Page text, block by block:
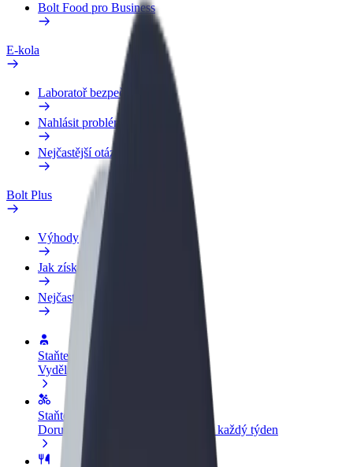
Bolt Food pro Business
E-kola
Laboratoř bezpečnosti
Nahlásit problém
Nejčastější otázky
Bolt Plus
Výhody
Jak získat členství
Nejčastější otázky
Staňte se řidičem
Vydělávejte podle sebe
Staňte se kurýrem
Doručujte jídlo a dostávejte výplatu každý týden